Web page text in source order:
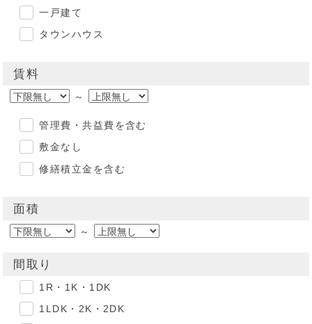
一戸建て
タウンハウス
賃料
～
管理費・共益費を含む
敷金なし
修繕積立金を含む
面積
～
間取り
1R・1K・1DK
1LDK・2K・2DK